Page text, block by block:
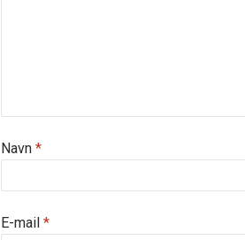
Navn *
E-mail *